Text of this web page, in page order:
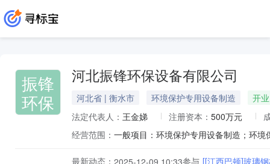
振锋
环保
河北振锋环保设备有限公司
河北省 | 衡水市 环境保护专用设备制造
开业
法定代表人： 王金娣 注册资本： 500万元
经营范围：
最新动态： 2025-12-09 10:33参与 [[江西巴顿]玻璃